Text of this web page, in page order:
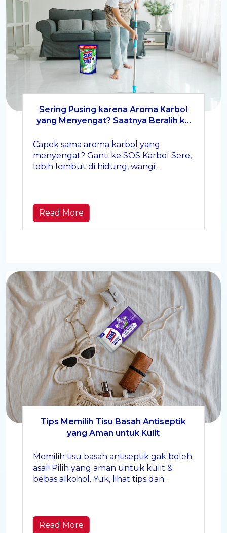
Sering Pusing karena Aroma Karbol
yang Menyengat? Saatnya Beralih ke
Capek sama aroma karbol yang
menyengat? Ganti ke SOS Karbol Sere,
lebih lembut di hidung, wangi
Read More
Tips Memilih Tisu Basah Antiseptik
yang Aman untuk Kulit
Memilih tisu basah antiseptik gak boleh
asal! Pilih yang aman untuk kulit &
bebas alkohol. Yuk, lihat tips dan
Read More